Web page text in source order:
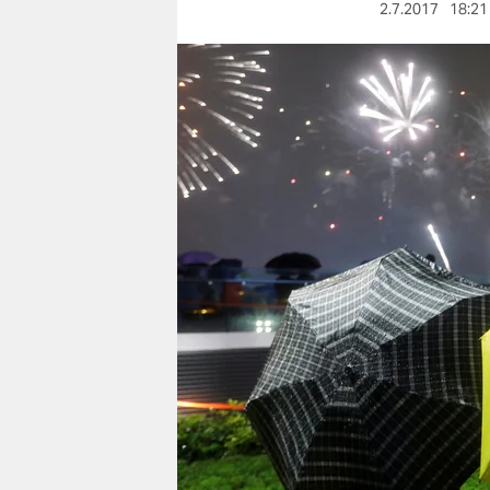
nord
wahrheit
verlag
verlag
shop
fragen & hilfe
unterstützen
abo
genossenschaft
2.7.2017